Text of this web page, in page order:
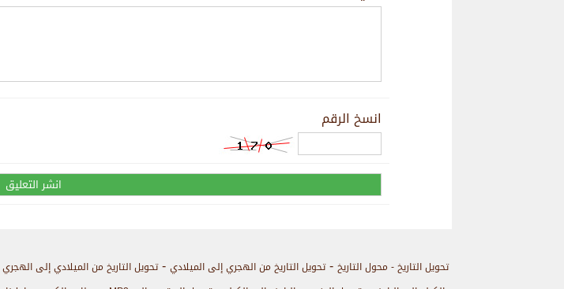
انسخ الرقم
تحويل التاريخ - محول التاريخ -تحويل التاريخ من الهجري إلى الميلادي -تحويل التاريخ من الميلادي إلى الهجري